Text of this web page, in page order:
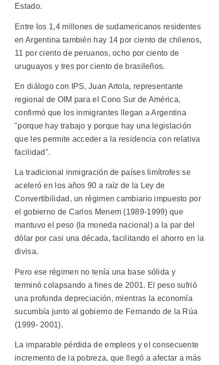
Estado.
Entre los 1,4 millones de sudamericanos residentes
en Argentina también hay 14 por ciento de chilenos,
11 por ciento de peruanos, ocho por ciento de
uruguayos y tres por ciento de brasileños.
En diálogo con IPS, Juan Artola, representante
regional de OIM para el Cono Sur de América,
confirmó que los inmigrantes llegan a Argentina
"porque hay trabajo y porque hay una legislación
que les permite acceder a la residencia con relativa
facilidad".
La tradicional inmigración de países limítrofes se
aceleró en los años 90 a raíz de la Ley de
Convertibilidad, un régimen cambiario impuesto por
el gobierno de Carlos Menem (1989-1999) que
mantuvo el peso (la moneda nacional) a la par del
dólar por casi una década, facilitando el ahorro en la
divisa.
Pero ese régimen no tenía una base sólida y
terminó colapsando a fines de 2001. El peso sufrió
una profunda depreciación, mientras la economía
sucumbía junto al gobierno de Fernando de la Rúa
(1999- 2001).
La imparable pérdida de empleos y el consecuente
incremento de la pobreza, que llegó a afectar a más